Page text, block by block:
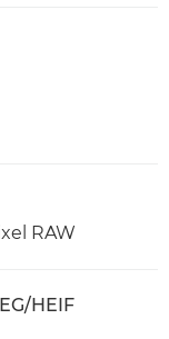
RAW
HEIF